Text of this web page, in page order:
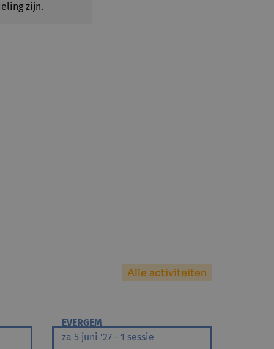
zijn.
Alle activiteiten
EVERGEM
za 5 juni '27 - 1 sessie